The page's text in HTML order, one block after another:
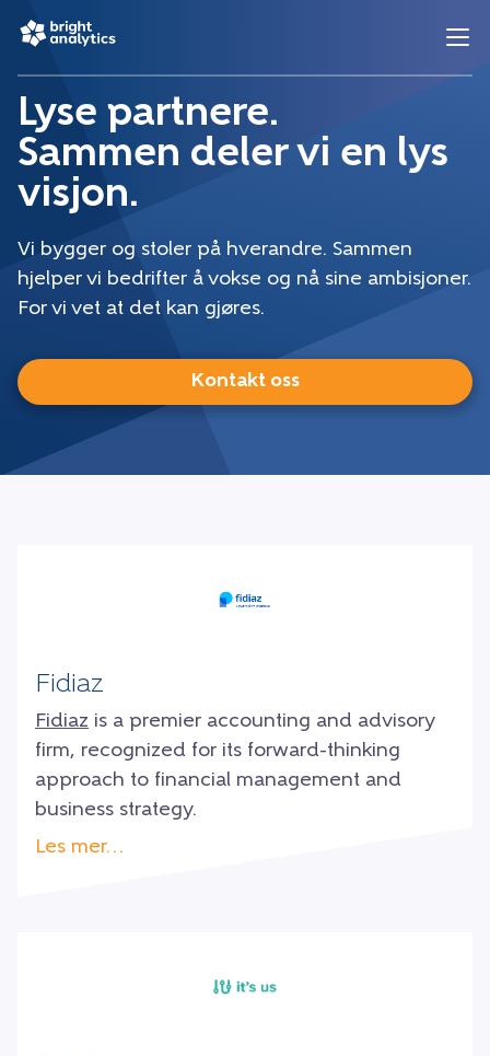
Lyse partnere.
Sammen deler vi en lys
visjon.
Vi bygger og stoler på hverandre. Sammen
hjelper vi bedrifter å vokse og nå sine ambisjoner.
For vi vet at det kan gjøres.
Kontakt oss
Fidiaz
Fidiaz is a premier accounting and advisory
firm, recognized for its forward-thinking
approach to financial management and
business strategy.
Les mer…